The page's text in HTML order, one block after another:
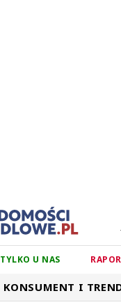
TYLKO U NAS
KONSUMENT I